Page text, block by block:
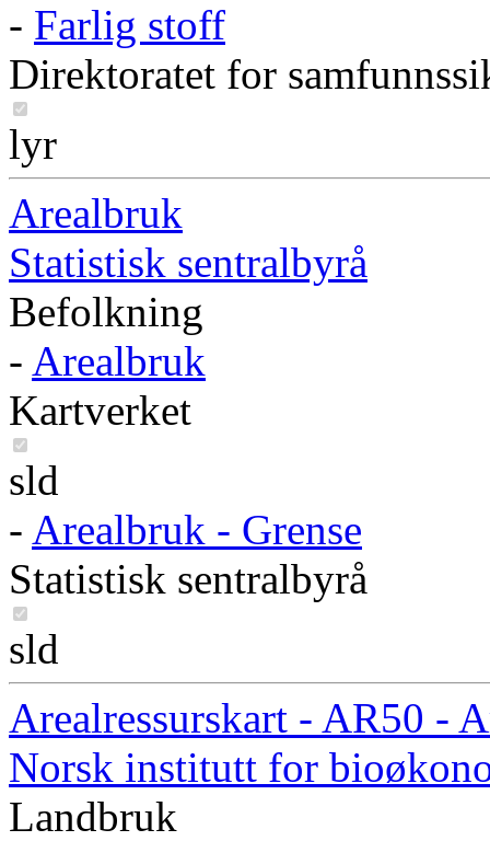
- Farlig stoff
Direktoratet for
lyr
Arealbruk
Statistisk sentralbyrå
Befolkning
- Arealbruk
Kartverket
sld
- Arealbruk - Grense
Statistisk sentralbyrå
sld
Arealressurskart - AR50 -
Norsk institutt for
Landbruk